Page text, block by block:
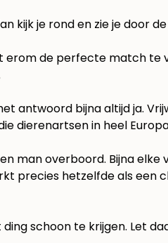
kijk je rond en zie je door
erom de perfecte match te
antwoord bijna altijd ja.
dierenartsen in heel
man overboord. Bijna
precies hetzelfde als een
schoon te krijgen. Let